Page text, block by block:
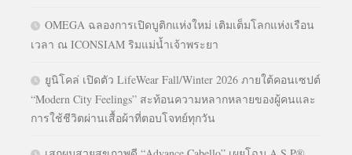
OMEGA ฉลองการเปิดบูติกแห่งใหม่ เติมเต็มโลกแห่งเรือน
เวลา ณ ICONSIAM ริมแม่น้ำเจ้าพระยา
ยูนิโคล่ เปิดตัว LifeWear Fall/Winter 2026 ภายใต้คอนเซปต์
“Modern City Feelings” สะท้อนความหลากหลายของผู้คนและ
การใช้ชีวิตผ่านเสื้อผ้าที่ตอบโจทย์ทุกวัน